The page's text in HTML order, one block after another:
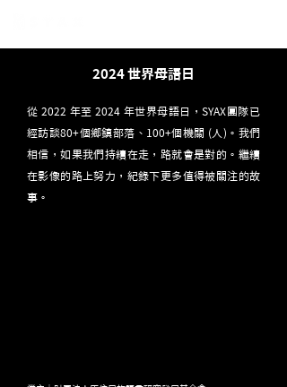
2024 世界母語日
從 2022 年至 2024 年世界母語日，SYAX團隊已
經訪談80+個鄉鎮部落、100+個機關 (人)。我們
相信，如果我們持續在走，路就會是對的。繼續
在影像的路上努力，紀錄下更多值得被關注的故
事。